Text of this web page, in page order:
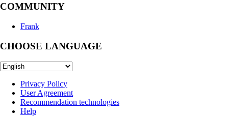
COMMUNITY
Frank
CHOOSE LANGUAGE
Privacy Policy
User Agreement
Recommendation technologies
Help